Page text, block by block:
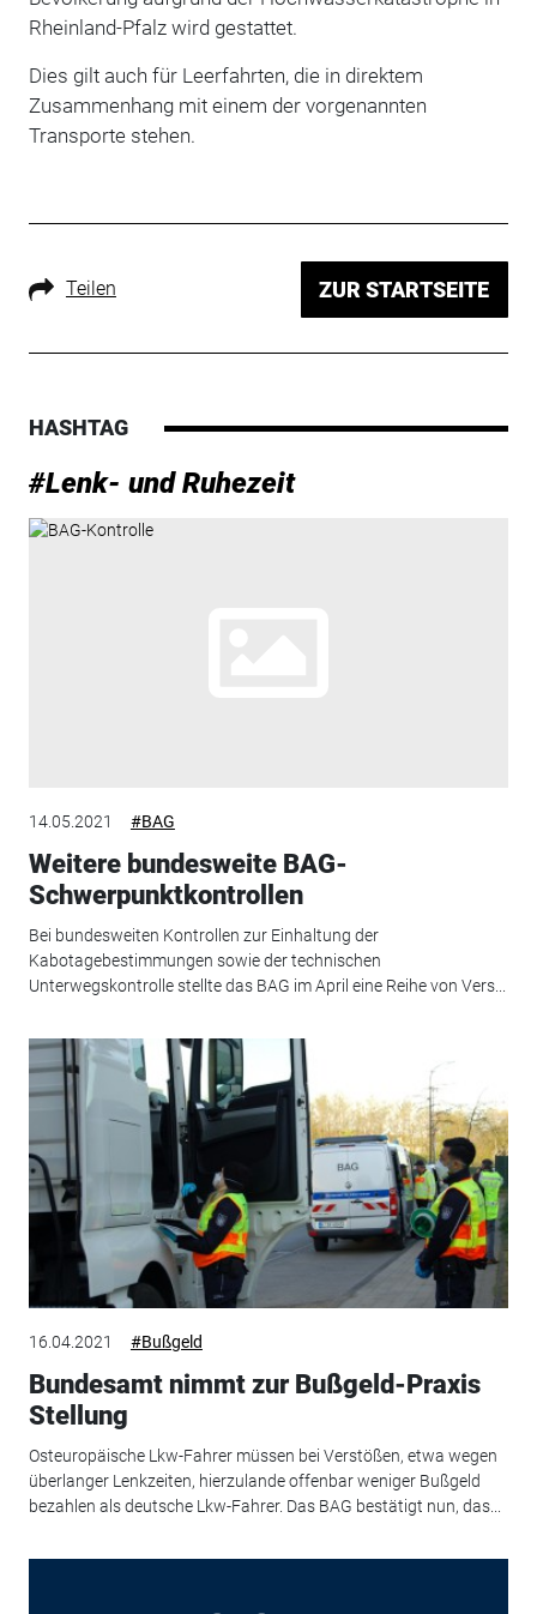
Rheinland-Pfalz wird gestattet.
Dies gilt auch für Leerfahrten, die in direktem
Zusammenhang mit einem der vorgenannten
Transporte stehen.
Teilen ZUR STARTSEITE
HASHTAG
#Lenk- und Ruhezeit
14.05.2021 #BAG
Weitere bundesweite BAG-
Schwerpunktkontrollen
Bei bundesweiten Kontrollen zur Einhaltung der
Kabotagebestimmungen sowie der technischen
Unterwegskontrolle stellte das BAG im April eine Reihe von Vers...
16.04.2021 #Bußgeld
Bundesamt nimmt zur Bußgeld-Praxis
Stellung
Osteuropäische Lkw-Fahrer müssen bei Verstößen, etwa wegen
überlanger Lenkzeiten, hierzulande offenbar weniger Bußgeld
bezahlen als deutsche Lkw-Fahrer. Das BAG bestätigt nun, das...